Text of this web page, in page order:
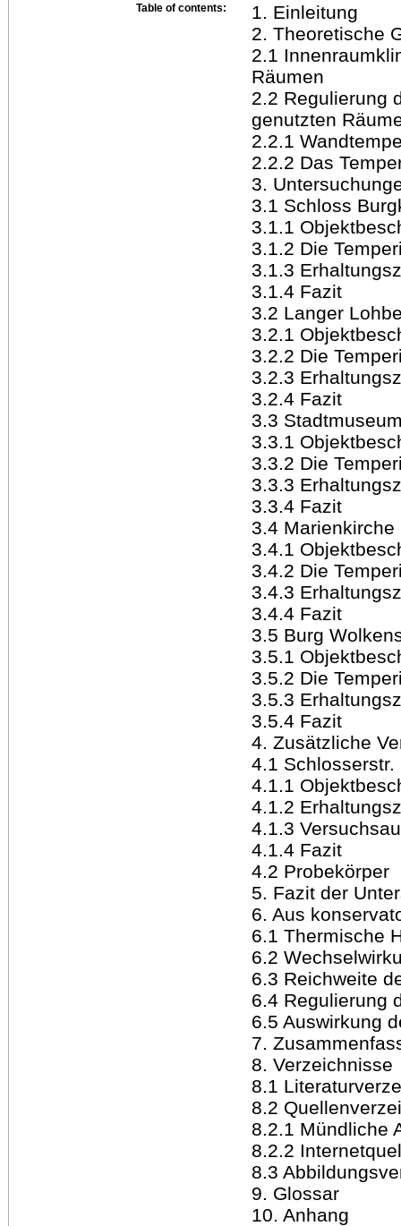
Table of contents:
1. Einleitung
2. Theoretische
2.1
Räumen
2.2 Regulierung
genutzten
2.2.1
2.2.2 Das
3.
3.1 Schloss
3.1.1
3.1.2 Die
3.1.3
3.1.4 Fazit
3.2 Langer
3.2.1
3.2.2 Die
3.2.3
3.2.4 Fazit
3.3
3.3.1
3.3.2 Die
3.3.3
3.3.4 Fazit
3.4 Marienkirche
3.4.1
3.4.2 Die
3.4.3
3.4.4 Fazit
3.5 Burg
3.5.1
3.5.2 Die
3.5.3
3.5.4 Fazit
4. Zusätzliche
4.1 Schlosserstr.
4.1.1
4.1.2
4.1.3
4.1.4 Fazit
4.2 Probekörper
5. Fazit der
6. Aus
6.1 Thermische
6.2
6.3 Reichweite
6.4 Regulierung
6.5 Auswirkung
7.
8. Verzeichnisse
8.1
8.2
8.2.1 Mündliche
8.2.2
8.3
9. Glossar
10. Anhang